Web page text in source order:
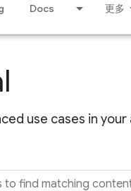
Docs 更多
use cases in your